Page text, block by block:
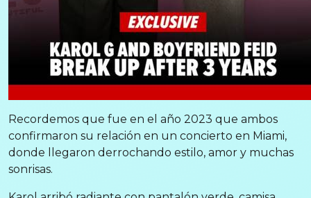
Recordemos que fue en el año 2023 que ambos
confirmaron su relación en un concierto en Miami,
donde llegaron derrochando estilo, amor y muchas
sonrisas.